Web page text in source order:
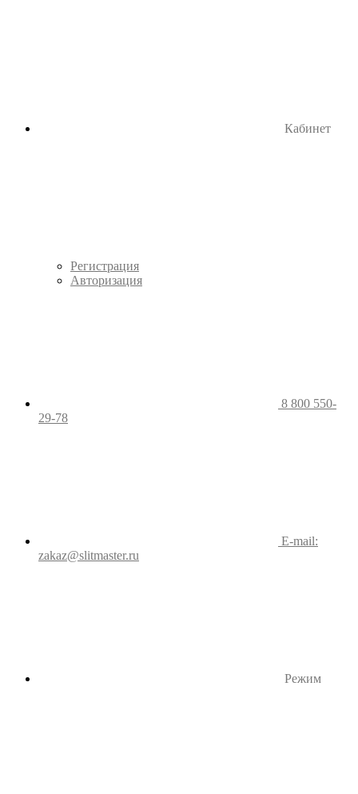
Кабинет
Регистрация
Авторизация
8 800 550-
29-78
E-mail:
zakaz@slitmaster.ru
Режим